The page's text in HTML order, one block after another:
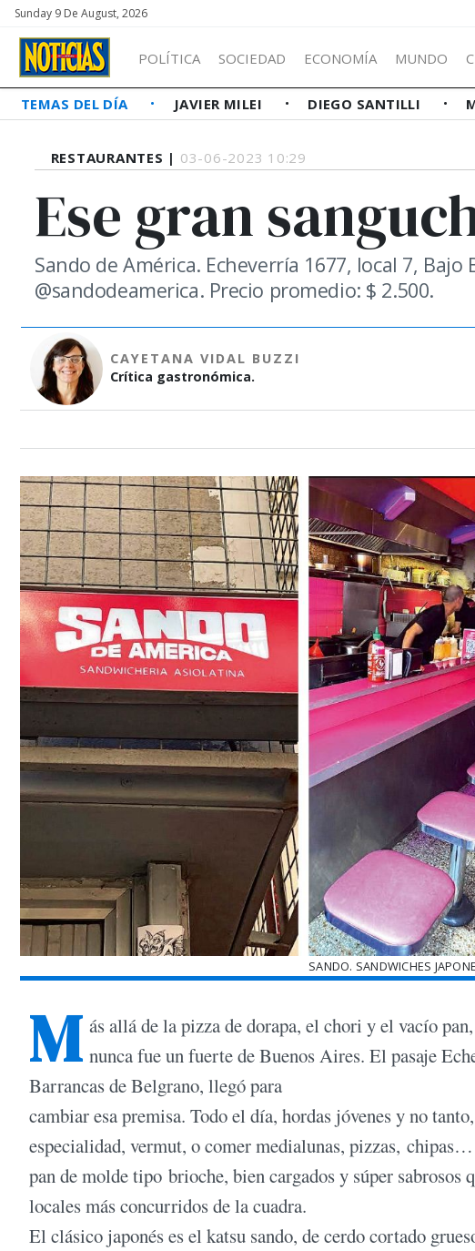
Sunday 9 De August, 2026
POLÍTICA SOCIEDAD ECONOMÍA MUNDO
TEMAS DEL DÍA JAVIER MILEI DIEGO SANTILLI
RESTAURANTES | 03-06-2023 10:29
Ese gran
Sando de América. Echeverría 1677, local 7,
@sandodeamerica. Precio promedio: $ 2.500.
CAYETANA VIDAL BUZZI
Crítica gastronómica.
SANDO. SANDWICHES
M ás allá de la pizza de dorapa, el chori y el vacío
nunca fue un fuerte de Buenos Aires. El pasaje
Barrancas de Belgrano, llegó para
cambiar esa premisa. Todo el día, hordas jóvenes y no
especialidad, vermut, o comer medialunas, pizzas,
pan de molde tipo brioche, bien cargados y súper sabrosos
locales más concurridos de la cuadra.
El clásico japonés es el katsu sando, de cerdo cortado